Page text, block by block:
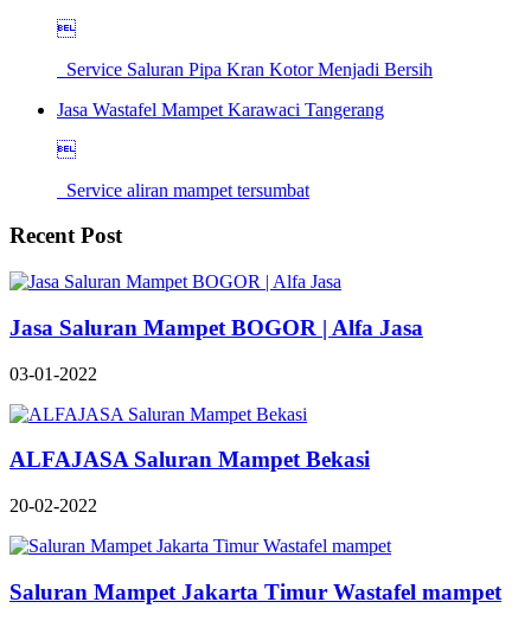

Service Saluran Pipa Kran Kotor Menjadi Bersih
Jasa Wastafel Mampet Karawaci Tangerang

Service aliran mampet tersumbat
Recent Post
Jasa Saluran Mampet BOGOR | Alfa Jasa
03-01-2022
ALFAJASA Saluran Mampet Bekasi
20-02-2022
Saluran Mampet Jakarta Timur Wastafel mampet